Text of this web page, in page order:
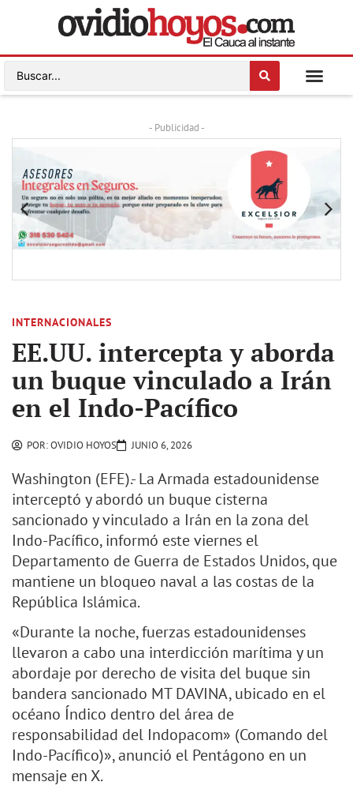
- Publicidad -
INTERNACIONALES
EE.UU. intercepta y aborda
un buque vinculado a Irán
en el Indo-Pacífico
POR:OVIDIO HOYOS JUNIO 6, 2026
Washington (EFE).- La Armada estadounidense
interceptó y abordó un buque cisterna
sancionado y vinculado a Irán en la zona del
Indo-Pacífico, informó este viernes el
Departamento de Guerra de Estados Unidos, que
mantiene un bloqueo naval a las costas de la
República Islámica.
«Durante la noche, fuerzas estadounidenses
llevaron a cabo una interdicción marítima y un
abordaje por derecho de visita del buque sin
bandera sancionado MT DAVINA, ubicado en el
océano Índico dentro del área de
responsabilidad del Indopacom» (Comando del
Indo-Pacífico)», anunció el Pentágono en un
mensaje en X.